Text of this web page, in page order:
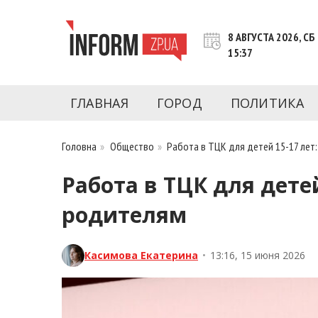
INFORM.ZP.UA – это информационный
последние новости Запорожья и
8 АВГУСТА 2026, СБ
15:37
ГЛАВНАЯ ГОРОД ПОЛИТИКА
Головна » Общество »Работа в ТЦК для детей 15-17
Работа в ТЦК для
родителям
Касимова Екатерина • 13:16, 15 июня 2026